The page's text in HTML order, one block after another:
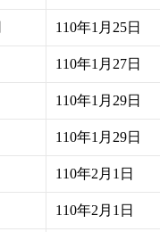
110年1月25日
110年1月27日
110年1月29日
110年1月29日
110年2月1日
110年2月1日